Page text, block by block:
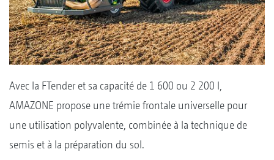
Avec la FTender et sa capacité de 1 600 ou 2 200 l,
AMAZONE propose une trémie frontale universelle pour
une utilisation polyvalente, combinée à la technique de
semis et à la préparation du sol.